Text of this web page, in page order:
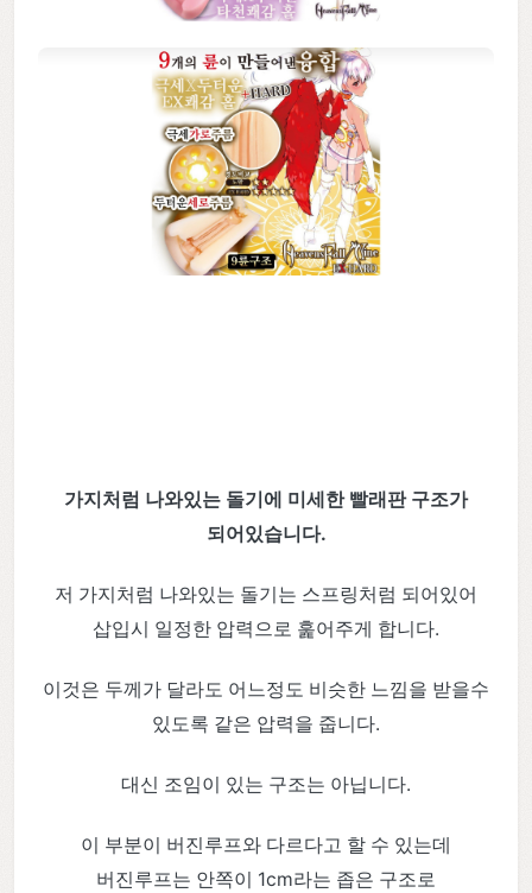
가지처럼 나와있는 돌기에 미세한 빨래판 구조가
되어있습니다.
저 가지처럼 나와있는 돌기는 스프링처럼 되어있어
삽입시 일정한 압력으로 훑어주게 합니다.
이것은 두께가 달라도 어느정도 비슷한 느낌을 받을수
있도록 같은 압력을 줍니다.
대신 조임이 있는 구조는 아닙니다.
이 부분이 버진루프와 다르다고 할 수 있는데
버진루프는 안쪽이 1cm라는 좁은 구조로